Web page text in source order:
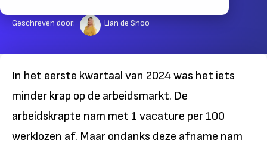
Geschreven door: Lian de Snoo
In het eerste kwartaal van 2024 was het iets
minder krap op de arbeidsmarkt. De
arbeidskrapte nam met 1 vacature per 100
werklozen af. Maar ondanks deze afname nam